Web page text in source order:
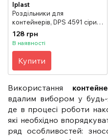
Iplast
Роздільники для
контейнерів, DPS 4591 сірий
(600х85 мм)
128 грн
В наявності
Купити
Використання
вдалим вибором у будь-
де в процесі роботи
які необхідно
ряд особливостей: